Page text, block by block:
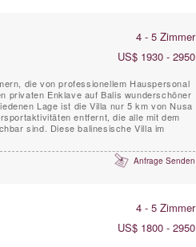
4 - 5 Zimmer
US$ 1930 - 2950
die von professionellem Hauspersonal
privaten Enklave auf Balis wunderschöner
Lage ist die Villa nur 5 km von Nusa
entfernt, die alle mit dem
sind. Diese balinesische Villa im
Anfrage Senden
4 - 5 Zimmer
US$ 1800 - 2950